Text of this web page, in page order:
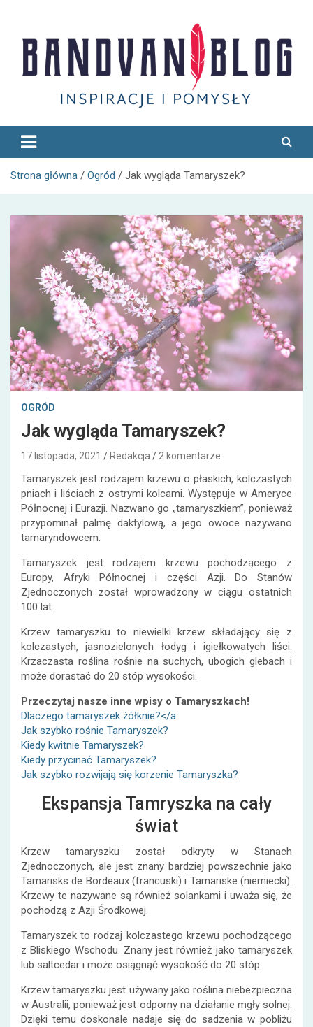
content
Bandvan
Strona główna Ogród Jak wygląda Tamaryszek?
OGRÓD
Jak wygląda Tamaryszek?
17 listopada, 2021 Redakcja 2 komentarze
Tamaryszek jest rodzajem krzewu o płaskich, kolczastych
pniach i liściach z ostrymi kolcami. Występuje w Ameryce
Północnej i Eurazji. Nazwano go „tamaryszkiem”, ponieważ
przypominał palmę daktylową, a jego owoce nazywano
tamaryndowcem.
Tamaryszek jest rodzajem krzewu pochodzącego z
Europy, Afryki Północnej i części Azji. Do Stanów
Zjednoczonych został wprowadzony w ciągu ostatnich
100 lat.
Krzew tamaryszku to niewielki krzew składający się z
kolczastych, jasnozielonych łodyg i igiełkowatych liści.
Krzaczasta roślina rośnie na suchych, ubogich glebach i
może dorastać do 20 stóp wysokości.
Przeczytaj nasze inne wpisy o Tamaryszkach!
Dlaczego tamaryszek żółknie?</a
Jak szybko rośnie Tamaryszek?
Kiedy kwitnie Tamaryszek?
Kiedy przycinać Tamaryszek?
Jak szybko rozwijają się korzenie Tamaryszka?
Ekspansja Tamryszka na cały
świat
Krzew tamaryszku został odkryty w Stanach
Zjednoczonych, ale jest znany bardziej powszechnie jako
Tamarisks de Bordeaux (francuski) i Tamariske (niemiecki).
Krzewy te nazywane są również solankami i uważa się, że
pochodzą z Azji Środkowej.
Tamaryszek to rodzaj kolczastego krzewu pochodzącego
z Bliskiego Wschodu. Znany jest również jako tamaryszek
lub saltcedar i może osiągnąć wysokość do 20 stóp.
Krzew tamaryszku jest używany jako roślina niebezpieczna
w Australii, ponieważ jest odporny na działanie mgły solnej.
Dzięki temu doskonale nadaje się do sadzenia w pobliżu